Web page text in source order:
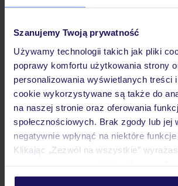
Szanujemy Twoją prywatność
Używamy technologii takich jak pliki
poprawy komfortu użytkowania strony
personalizowania wyświetlanych treści
cookie wykorzystywane są także do
na naszej stronie oraz oferowania
społecznościowych. Brak zgody lub jej
negatywnie wpłynąć na niektóre funkcje
Klikając „Zezwól na wszystkie”
personalizować swój wybór wchodząc
Sprawdź szczegóły
wariantów ochrony »
Dlaczego warto wybrać